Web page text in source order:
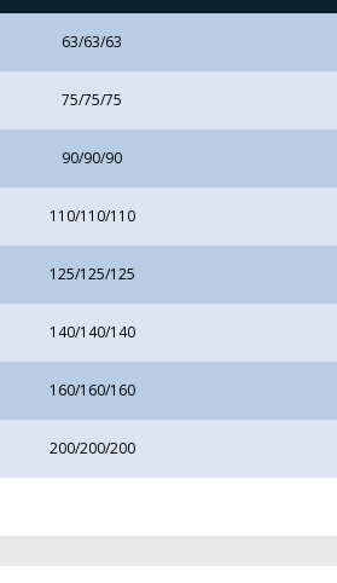
63/63/63
75/75/75
90/90/90
110/110/110
125/125/125
140/140/140
160/160/160
200/200/200